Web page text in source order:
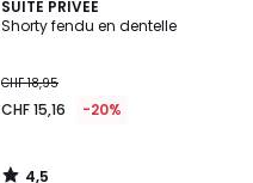
SUITE PRIVEE
Shorty fendu en dentelle
CHF 18,95
CHF 15,16 -20%
4,5
/ 5
4,5